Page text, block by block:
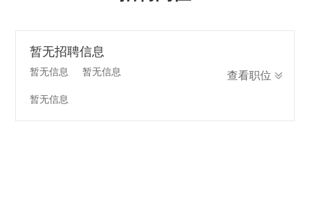
暂无招聘信息
暂无信息 暂无信息
暂无信息